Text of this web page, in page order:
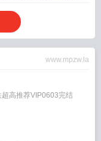
www.mpzw.la
高推荐VIP0603完结